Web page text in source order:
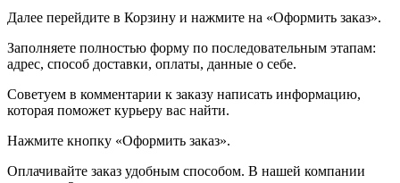
Далее перейдите в Корзину и нажмите на «Оформить заказ».
​​​​​​​Заполняете полностью форму по последовательным этапам:
адрес, способ доставки, оплаты, данные о себе.
​​​​​​​Советуем в комментарии к заказу написать информацию,
которая поможет курьеру вас найти.
​​​​​​​Нажмите кнопку «Оформить заказ».
Оплачивайте заказ удобным способом. В нашей компании